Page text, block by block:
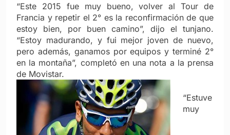
“Este 2015 fue muy bueno, volver al Tour de
Francia y repetir el 2° es la reconfirmación de que
estoy bien, por buen camino”, dijo el tunjano.
“Estoy madurando, y fui mejor joven de nuevo,
pero además, ganamos por equipos y terminé 2°
en la montaña”, completó en una nota a la prensa
de Movistar.
“Estuve
muy